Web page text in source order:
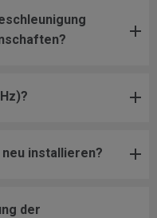
installieren?
der